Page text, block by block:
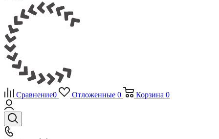
Сравнение0 Отложенные 0 Корзина 0